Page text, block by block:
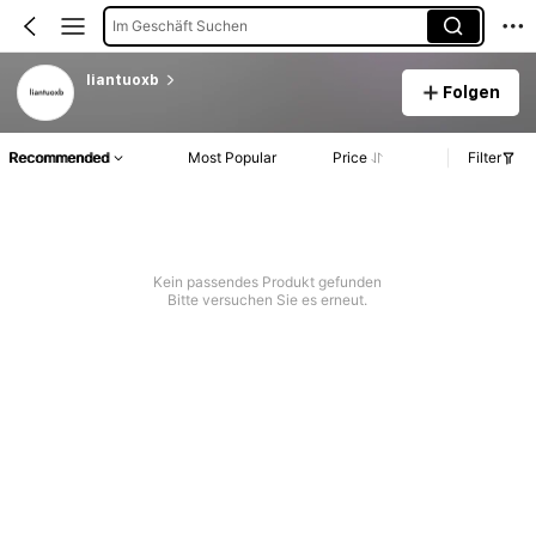
Im Geschäft Suchen
liantuoxb
Folgen
Recommended Most Popular Price Filter
Kein passendes Produkt gefunden
Bitte versuchen Sie es erneut.